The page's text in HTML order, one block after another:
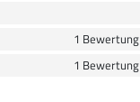
1 Bewertung
1 Bewertung